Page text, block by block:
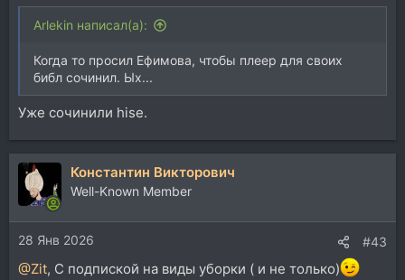
Arlekin написал(а):
Когда то просил Ефимова, чтобы плеер для своих
библ сочинил. Ых...
Уже сочинили hise.
Константин Викторович
Well-Known Member
28 Янв 2026 #43
@Zit, С подпиской на виды уборки ( и не только)